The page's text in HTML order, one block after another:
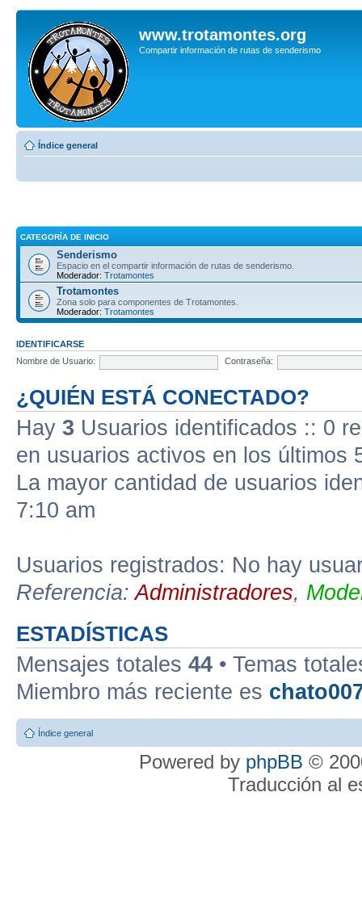
www.trotamontes.org
Compartir información de rutas de senderismo
Índice general
CATEGORÍA DE INICIO
Senderismo
Espacio en el compartir información de rutas de senderismo.
Moderador: Trotamontes
Trotamontes
Zona solo para componentes de Trotamontes.
Moderador: Trotamontes
IDENTIFICARSE
Nombre de Usuario:
Contraseña:
¿QUIÉN ESTÁ CONECTADO?
Hay 3 Usuarios identificados :: 0
en usuarios activos en los últimos
La mayor cantidad de usuarios
7:10 am
Usuarios registrados: No hay
Referencia:Administradores,
ESTADÍSTICAS
Mensajes totales 44 • Temas
Miembro más reciente es
Índice general
Powered by phpBB ©
Traducción al